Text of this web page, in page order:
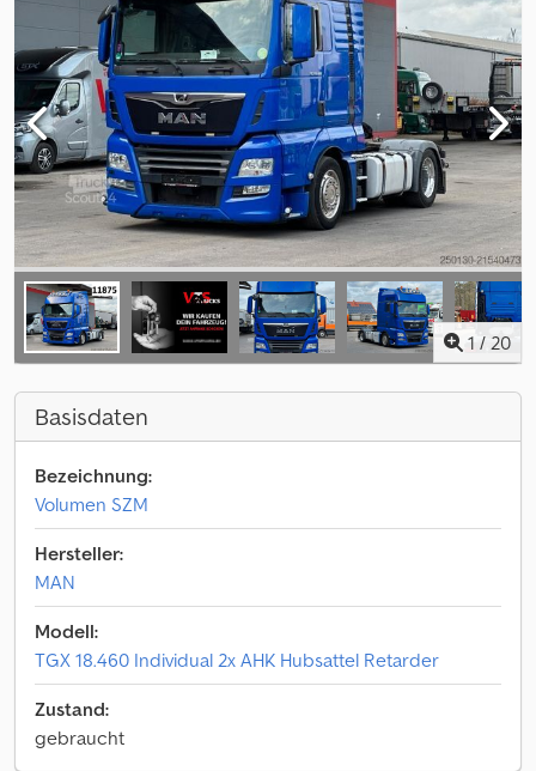
1 / 20
Basisdaten
Bezeichnung:
Volumen SZM
Hersteller:
MAN
Modell:
TGX 18.460 Individual 2x AHK Hubsattel Retarder
Zustand:
gebraucht